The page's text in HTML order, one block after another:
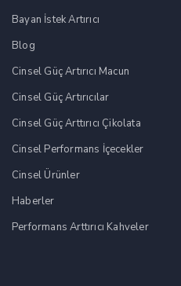
Bayan İstek Artırıcı
Blog
Cinsel Güç Artırıcı Macun
Cinsel Güç Artırıcılar
Cinsel Güç Arttırıcı Çikolata
Cinsel Performans İçecekler
Cinsel Ürünler
Haberler
Performans Arttırıcı Kahveler